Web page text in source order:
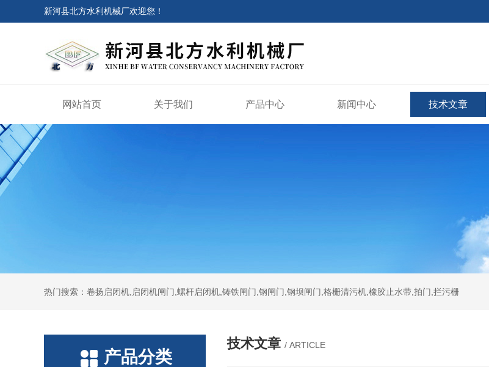
新河县北方水利机械厂欢迎您！
网站首页 关于我们 产品中心 新闻中心 技术文章
热门搜索：卷扬启闭机,启闭机闸门,螺杆启闭机,铸铁闸门,钢闸门,钢坝闸门,格栅清污机,橡胶止水带,拍门,拦污栅
产品分类
技术文章 / ARTICLE